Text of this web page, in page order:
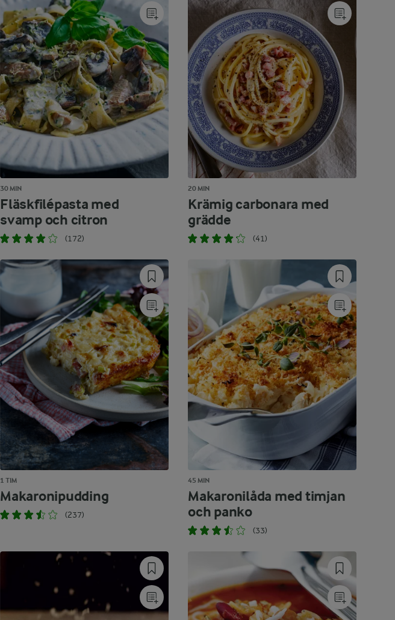
30 MIN
Fläskfilépasta med
svamp och citron
(172)
20 MIN
Krämig carbonara med
grädde
(41)
1 TIM
Makaronipudding
(237)
45 MIN
Makaronilåda med timjan
och panko
(33)